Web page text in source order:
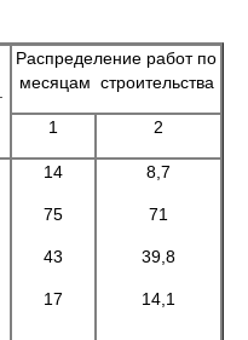
Распределение работ по
месяцам строительства
1 2
14
75
43
17
8,7
71
39,8
14,1